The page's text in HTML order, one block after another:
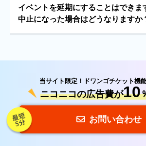
チケットシステム以外のサービス（ニコニコ
イベント制作物のご依頼など）をご希望の
生いたします。
イベントを延期にすることはできま
中止になった場合はどうなりますか
※ 返金対応は、別途手続きが必要となります
当サイト限定！ドワンゴチケット機
ニコニコの広告費が10
お問い合わせ